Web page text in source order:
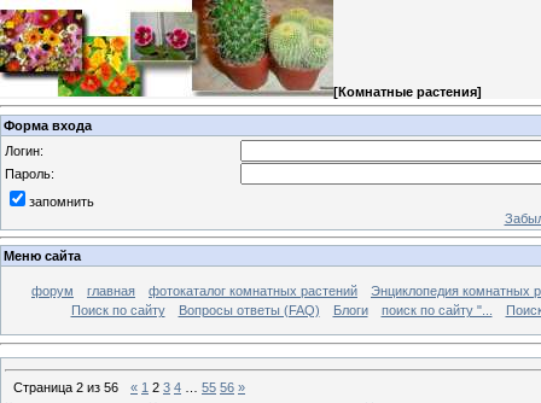
[Комнатные растения]
Форма входа
Логин:
Пароль:
запомнить
Меню сайта
форум главная фотокаталог комнатных растений
Энциклопедия комнатных
Поиск по сайту
Вопросы ответы (FAQ) Блоги поиск по сайту "...
Страница 2 из 56 « 1 2 3 4 55 56 »